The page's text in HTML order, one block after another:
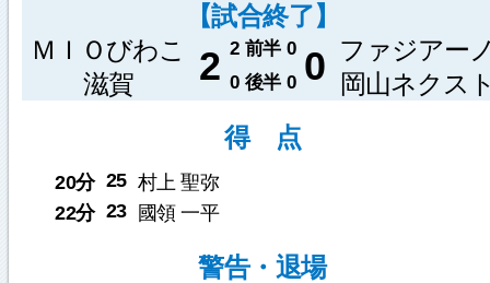
【試合終了】
ＭＩＯびわこ
滋賀
2 2 前半 0 0 ファジアー
岡山ネクス
0 後半 0
得 点
20分 25 村上 聖弥
22分 23 國領 一平
警告・退場